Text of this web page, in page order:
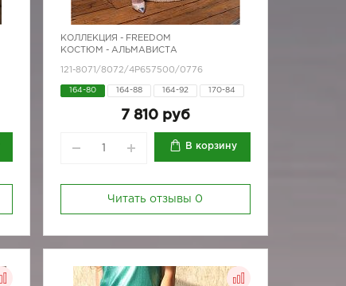
КОЛЛЕКЦИЯ - FREEDOM
КОСТЮМ - АЛЬМАВИСТА
121-8071/8072/4Р657500/0776
164-80 164-88 164-92 170-84
7 810 руб
В корзину
Читать отзывы 0